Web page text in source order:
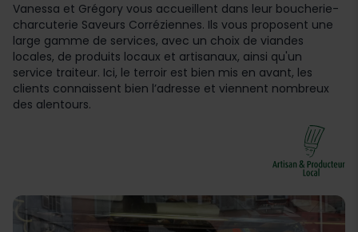
Vanessa et Grégory vous accueillent dans leur boucherie-
charcuterie Saveurs Corréziennes. Ils vous proposent une
large gamme de services, avec un choix de viandes
locales, de produits locaux et artisanaux, ainsi qu'un
service traiteur. Ici, le terroir est bien mis en avant, les
clients connaissent bien l’adresse et viennent nombreux
des alentours.